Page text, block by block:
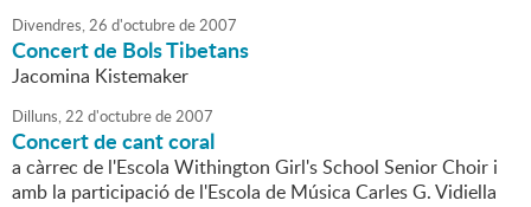
Divendres,26 d'octubrede2007
Concert de Bols Tibetans
Jacomina Kistemaker
Dilluns,22 d'octubrede2007
Concert de cant coral
a càrrec de l'Escola Withington Girl's School Senior Choir i
amb la participació de l'Escola de Música Carles G. Vidiella